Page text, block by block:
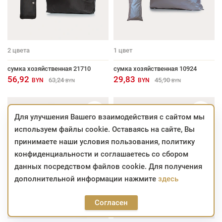
2 цвета
сумка хозяйственная 21710
56,92 BYN 63,24 BYN
1 цвет
сумка хозяйственная 10924
29,83 BYN 45,90 BYN
Для улучшения Вашего взаимодействия с сайтом мы
используем файлы cookie. Оставаясь на сайте, Вы
принимаете наши условия пользования, политику
конфиденциальности и соглашаетесь со сбором
данных посредством файлов cookie. Для получения
дополнительной информации нажмите здесь
Согласен